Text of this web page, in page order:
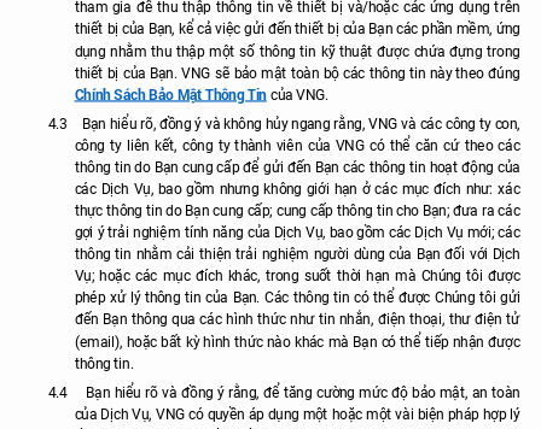
tham gia để thu thập thông tin về thiết bị và/hoặc các ứng dụng trên
thiết bị của Bạn, kể cả việc gửi đến thiết bị của Bạn các phần mềm, ứng
dụng nhằm thu thập một số thông tin kỹ thuật được chứa đựng trong
thiết bị của Bạn. VNG sẽ bảo mật toàn bộ các thông tin này theo đúng
Chính Sách Bảo Mật Thông Tincủa VNG.
4.3
Bạn hiểu rõ, đồng ý và không hủy ngang rằng, VNG và các công ty con,
công ty liên kết, công ty thành viên của VNG có thể căn cứ theo các
thông tin do Bạn cung cấp để gửi đến Bạn các thông tin hoạt động của
các Dịch Vụ, bao gồm nhưng không giới hạn ở các mục đích như: xác
thực thông tin do Bạn cung cấp; cung cấp thông tin cho Bạn; đưa ra các
gợi ý trải nghiệm tính năng của Dịch Vụ, bao gồm các Dịch Vụ mới; các
thông tin nhằm cải thiện trải nghiệm người dùng của Bạn đối với Dịch
Vụ; hoặc các mục đích khác, trong suốt thời hạn mà Chúng tôi được
phép xử lý thông tin của Bạn. Các thông tin có thể được Chúng tôi gửi
đến Bạn thông qua các hình thức như tin nhắn, điện thoại, thư điện tử
(email), hoặc bất kỳ hình thức nào khác mà Bạn có thể tiếp nhận được
thông tin.
4.4
Bạn hiểu rõ và đồng ý rằng, để tăng cường mức độ bảo mật, an toàn
của Dịch Vụ, VNG có quyền áp dụng một hoặc một vài biện pháp hợp lý